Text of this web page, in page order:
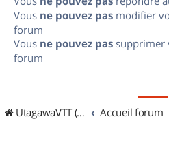
Vous ne pouvez pas modifier
forum
Vous ne pouvez pas supprimer
forum
UtagawaVTT (Randos VTT et VTTAE avec traces GPS) Accueil forum